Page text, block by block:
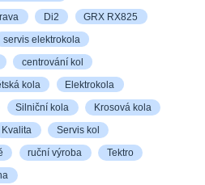
Di2 GRX RX825
servis elektrokola
centrování kol
kola Elektrokola
Silniční kola Krosová kola
Kvalita Servis kol
ruční výroba Tektro